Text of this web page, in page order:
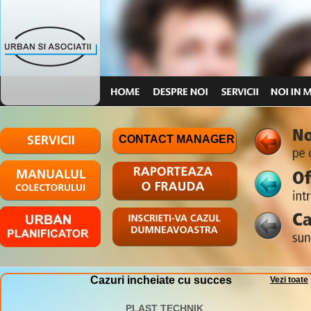
CONTACT MANAGER
Cazuri incheiate cu succes Vezi toate
PLAST TECHNIK